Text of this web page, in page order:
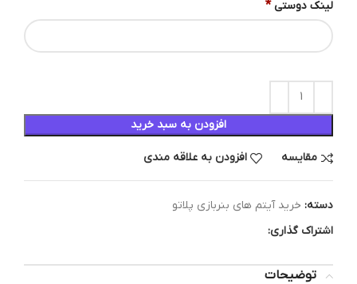
لینک دوستی *
افزودن به سبد خرید
مقایسه افزودن به علاقه مندی
دسته: خرید آیتم های بنربازی پلاتو
اشتراک گذاری:
توضیحات